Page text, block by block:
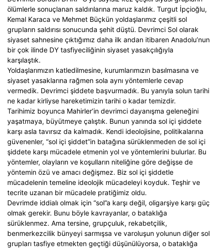
ölümlerle sonuçlanan saldırılarına maruz kaldık. Turgut İpçioğlu,
Kemal Karaca ve Mehmet Büçkün yoldaşlarımız çeşitli sol
grupların saldırısı sonucunda şehit düştü. Devrimci Sol olarak
siyaset sahnesine çıktığımız daha ilk andan itibaren Anadolu’nun
bir çok ilinde DY tasfiyeciliğinin siyaset yasakçılığıyla
karşılaştık.
Yoldaşlarımızın katledilmesine, kurumlarımızın basılmasına ve
siyaset yasaklarına rağmen sola aynı yöntemlerle cevap
vermedik. Devrimci şiddete başvurmadık. Bu yanıyla solun tarihi
ne kadar kirliyse hareketimizin tarihi o kadar temizdir.
Tarihimiz boyunca Mahirler’in devrimci dayanışma geleneğini
yaşatmaya, büyütmeye çalıştık. Bunun yanında sol içi şiddete
karşı asla tavırsız da kalmadık. Kendi ideolojisine, politikalarına
güvenenler, “sol içi şiddet”in batağına sürüklenmeden de sol içi
şiddete karşı mücadele etmenin yol ve yöntemlerini bulurlar. Bu
yöntemler, olayların ve koşulların niteliğine göre değişse de
yöntemin özü ve amacı değişmez. Biz sol içi şiddetle
mücadelenin temeline ideolojik mücadeleyi koyduk. Teşhir ve
tecrite uzanan bir mücadele pratiğimiz oldu.
Devrimde iddialı olmak için “sol”a karşı değil, oligarşiye karşı güç
olmak gerekir. Bunu böyle kavrayanlar, o bataklığa
sürüklenmez. Ama tersine, grupçuluk, rekabetçilik,
benmerkezcilik bünyeyi sarmışsa ve varoluşun yolunun diğer sol
grupları tasfiye etmekten geçtiği düşünülüyorsa, o bataklığa